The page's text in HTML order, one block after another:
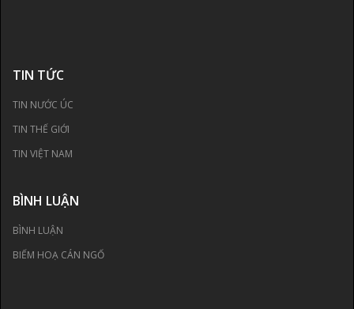
TIN TỨC
TIN NƯỚC ÚC
TIN THẾ GIỚI
TIN VIỆT NAM
BÌNH LUẬN
BÌNH LUẬN
BIẾM HOẠ CÁN NGỐ